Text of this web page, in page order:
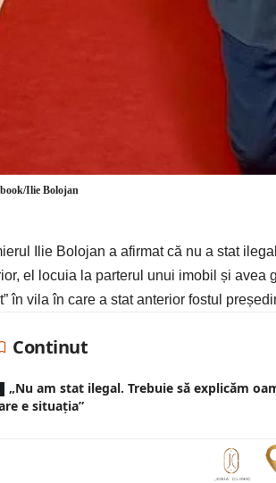
Ilie Bolojan
Ilie Bolojan a afirmat că nu a stat
el locuia la parterul unui imobil și avea
în vila în care a stat anterior fostul
Continut
„Nu am stat ilegal. Trebuie să explicăm
e situaţia”